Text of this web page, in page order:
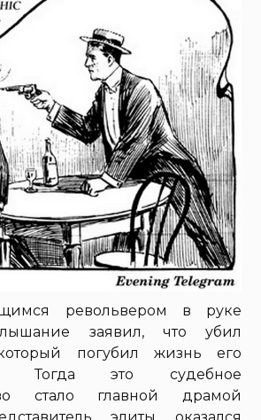
револьвером в руке
заявил, что убил
погубил жизнь его
Тогда это судебное
стало главной драмой
элиты оказался